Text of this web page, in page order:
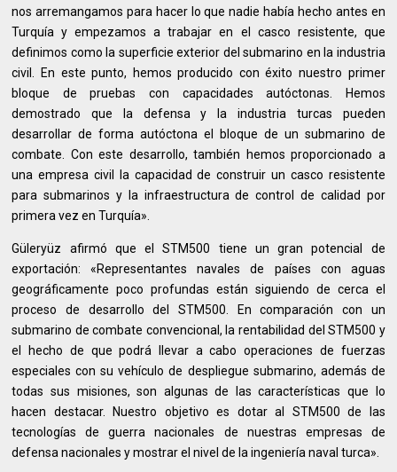
nos arremangamos para hacer lo que nadie había hecho antes en
Turquía y empezamos a trabajar en el casco resistente, que
definimos como la superficie exterior del submarino en la industria
civil. En este punto, hemos producido con éxito nuestro primer
bloque de pruebas con capacidades autóctonas. Hemos
demostrado que la defensa y la industria turcas pueden
desarrollar de forma autóctona el bloque de un submarino de
combate. Con este desarrollo, también hemos proporcionado a
una empresa civil la capacidad de construir un casco resistente
para submarinos y la infraestructura de control de calidad por
primera vez en Turquía».
Güleryüz afirmó que el STM500 tiene un gran potencial de
exportación: «Representantes navales de países con aguas
geográficamente poco profundas están siguiendo de cerca el
proceso de desarrollo del STM500. En comparación con un
submarino de combate convencional, la rentabilidad del STM500 y
el hecho de que podrá llevar a cabo operaciones de fuerzas
especiales con su vehículo de despliegue submarino, además de
todas sus misiones, son algunas de las características que lo
hacen destacar. Nuestro objetivo es dotar al STM500 de las
tecnologías de guerra nacionales de nuestras empresas de
defensa nacionales y mostrar el nivel de la ingeniería naval turca».